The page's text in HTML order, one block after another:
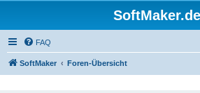
SoftMaker.de
FAQ
SoftMaker Foren-Übersicht